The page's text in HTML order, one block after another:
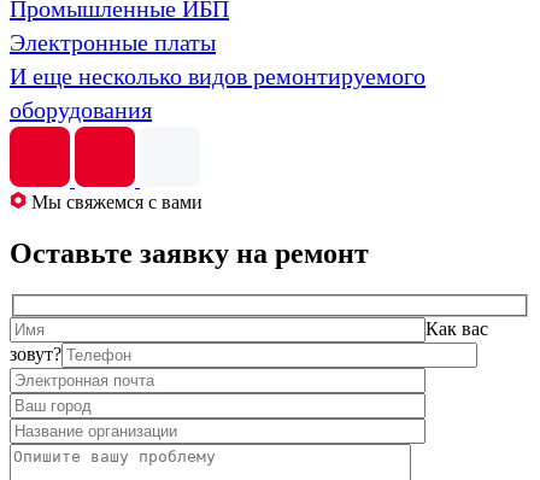
Промышленные ИБП
Электронные платы
И еще несколько видов ремонтируемого
оборудования
Мы свяжемся с вами
Оставьте заявку на ремонт
Как вас
зовут?